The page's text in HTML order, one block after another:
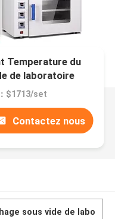
Temperature du
de laboratoire
$1713/set
Contactez nous
sous vide de labo